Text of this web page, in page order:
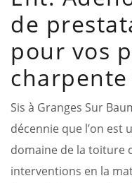
de
pour vos
Sis à Granges Sur
décennie que l’on
domaine de la toiture
interventions en la